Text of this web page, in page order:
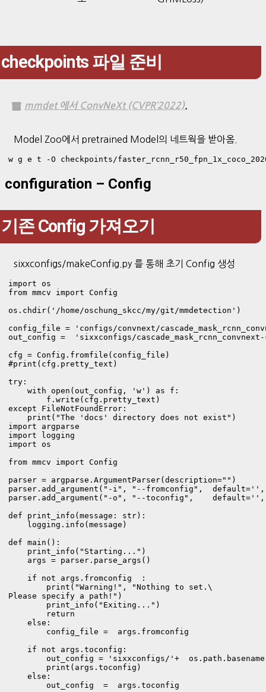
checkpoints 파일 준비
mmdet 에서 ConvNeXt (CVPR’2022).
Model Zoo에서 pretrained Model의 네트웍을 받아옴.
w g e t -O checkpoints/
configuration – Config
기존 Config 가져오기
sixxconfigs/makeConfig.py 를 통해 초기 Config 생성
import os
from mmcv import Config
os.chdir('/home/oschung_skcc/my/git/mmdetection')
config_file = 'configs/convnext/
out_config =  'sixxconfigs/cascade_mask_rcnn_convnext-
cfg = Config.fromfile(config_file)
#print(cfg.pretty_text)
try:
    with open(out_config, 'w') as f:
        f.write(cfg.pretty_text)
except FileNotFoundError:
    print("The 'docs' directory does not exist")
import argparse
import logging
import os
from mmcv import Config
parser = argparse.ArgumentParser(description="")
parser.add_argument("-i", "--fromconfig",  default='',
parser.add_argument("-o", "--toconfig",    default='',
def print_info(message: str):
    logging.info(message)
def main():
    print_info("Starting...")
    args = parser.parse_args()
    if not args.fromconfig  :
        print("Warning!", "Nothing to set.\
Please specify a path!")
        print_info("Exiting...")
        return
    else:
        config_file =  args.fromconfig
    if not args.toconfig:
out_config = 'sixxconfigs/'+
        print(args.toconfig)
    else:
        out_config  =  args.toconfig